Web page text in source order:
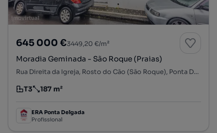
645 000 €3449,20 €/m²
Moradia Geminada - São Roque (Praias)
Rua Direita da Igreja, Rosto do Cão (São Roque), Ponta Delgada, Ilha de São Miguel
Tipologia
T3
Preço por metro quadrado
187 m²
ERA Ponta Delgada
Profissional